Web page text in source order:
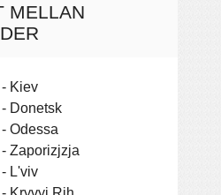
MELLAN
Kiev
Donetsk
Odessa
Zaporizjzja
L'viv